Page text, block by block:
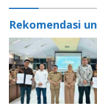
Rekomendasi